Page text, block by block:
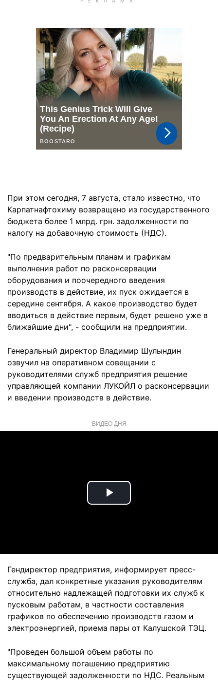
При этом сегодня, 7 августа, стало известно, что
Карпатнафтохиму возвращено из государственного
бюджета более 1 млрд. грн. задолженности по
налогу на добавочную стоимость (НДС).
"По предварительным планам и графикам
выполнения работ по расконсервации
оборудования и поочередного введения
производств в действие, их пуск ожидается в
середине сентября. А какое производство будет
вводиться в действие первым, будет решено уже в
ближайшие дни", - сообщили на предприятии.
Генеральный директор Владимир Шулындин
озвучил на оперативном совещании с
руководителями служб предприятия решение
управляющей компании ЛУКОЙЛ о расконсервации
и введении производств в действие.
ВИДЕО ДНЯ
Play
Гендиректор предприятия, информирует пресс-
служба, дал конкретные указания руководителям
относительно надлежащей подготовки их служб к
пусковым работам, в частности составления
графиков по обеспечению производств газом и
электроэнергией, приема пары от Калушской ТЭЦ.
"Проведен большой объем работы по
максимальному погашению предприятию
существующей задолженности по НДС. Реальным